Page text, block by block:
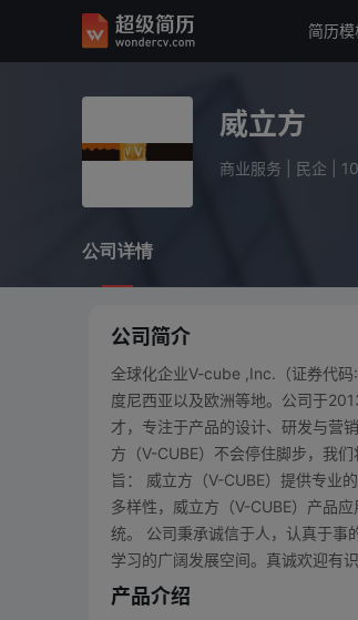
简历模
威立方
威立方
商业服务 民企
公司详情
公司简介
全球化企业V-cube ,Inc.（证券代
度尼西亚以及欧洲等地。公司于
才，专注于产品的设计、研发与营
方（V-CUBE）不会停住脚步，我
旨： 威立方（V-CUBE）提供专业
多样性，威立方（V-CUBE）产品
统。 公司秉承诚信于人，认真于事
学习的广阔发展空间。真诚欢迎有
产品介绍